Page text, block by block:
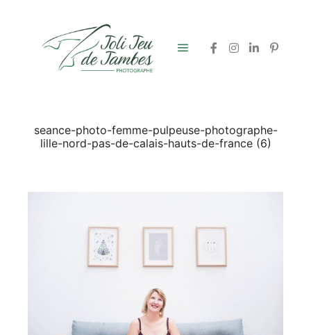
seance-photo-femme-pulpeuse-photographe-
lille-nord-pas-de-calais-hauts-de-france (6)